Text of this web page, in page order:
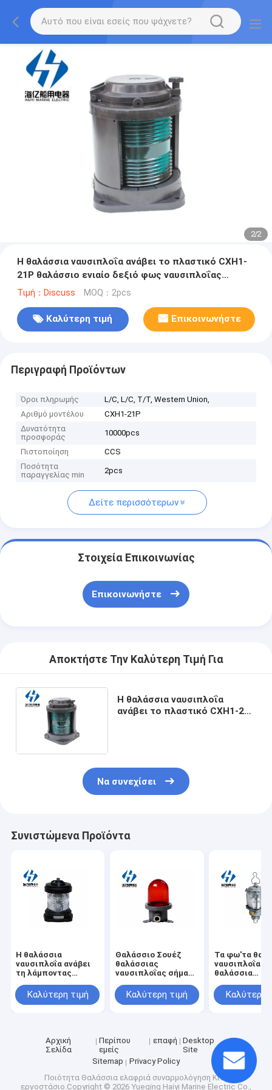
2/2
Η θαλάσσια ναυσιπλοΐα ανάβει το πλαστικό CXH1-
21P θαλάσσιο ενιαίο δεξιό φως ναυσιπλοΐας
γεφυρών πράσινο
Τιμή：Discuss MOQ：2pcs
Καλύτερη τιμή Επικοινωνήστε
Περιγραφή Προϊόντων
Όροι πληρωμής
L/C, L/C, T/T, Western Union,
Αριθμό μοντέλου
CXH1-21P
Δυνατότητα
προσφοράς
10000pcs
Πιστοποίηση
CCS
Ποσότητα
παραγγελίας min
2pcs
Δείτε περισσότερων
Στοιχεία Επικοινωνίας
Επικοινωνήστε
Αποκτήστε Την Καλύτερη Τιμή Για
Η θαλάσσια ναυσιπλοΐα
ανάβει το πλαστικό CXH1-21P
Να συνεχίσει
Συνιστώμενα Προϊόντα
Η θαλάσσια
ναυσιπλοΐα ανάβει
τη λάμποντας
CXH14 λαμπτήρων
σημάτων
Καλύτερη τιμή
Θαλάσσιο Σουέζ
θαλάσσιας
ναυσιπλοΐας σήμα
φω'των IP56
Καλύτερη τιμή
Τα φω'τα
ναυσιπλοΐας
θαλάσσια
φως
ανάγκης
Καλύτερη
Αρχική
Σελίδα
Περίπου
εμείς
επαφή
Desktop
Site
Sitemap
Privacy Policy
Ποιότητα Θαλάσσια ελαφριά συναρμολόγηση Κίνα
εργοστάσιο.Copyright © 2026 Yueqing Haiyi Marine Electric Co.,